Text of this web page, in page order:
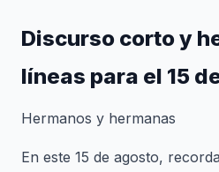
Discurso corto y
líneas para el 15
Hermanos y hermanas
En este 15 de agosto,